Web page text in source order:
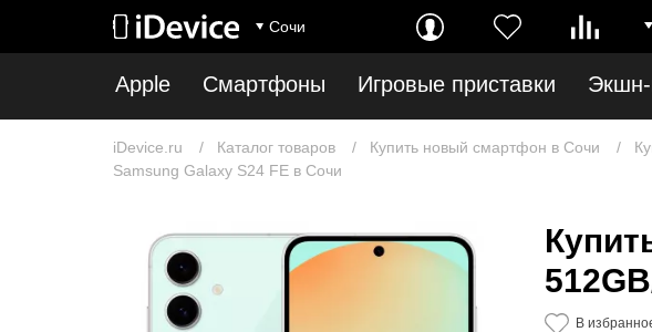
Сочи
Apple Смартфоны Игровые приставки
iDevice.ru Каталог товаров Купить новый смартфон в Сочи
Samsung Galaxy S24 FE в Сочи
В